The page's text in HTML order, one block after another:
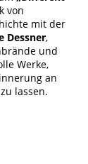
von
mit der
Dessner,
und
Werke,
an
lassen.